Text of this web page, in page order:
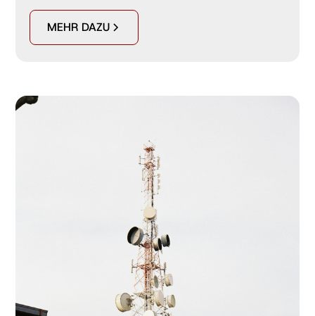
MEHR DAZU